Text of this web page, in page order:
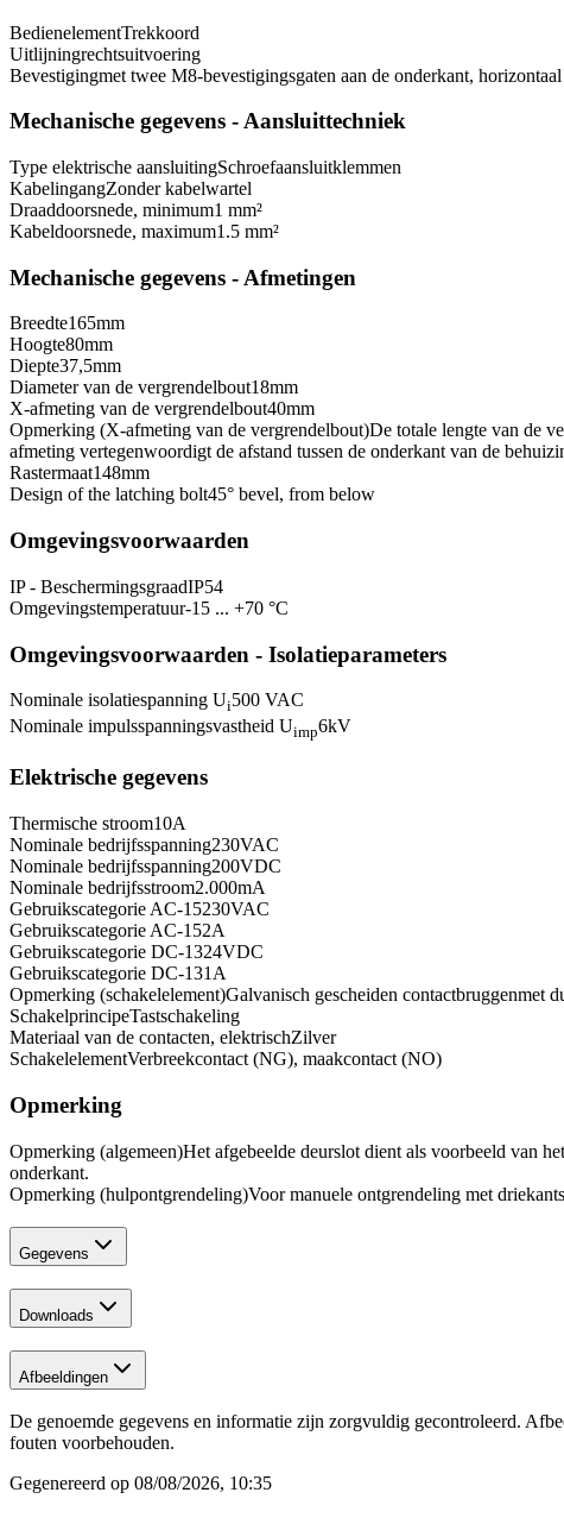
BedienelementTrekkoord
Uitlijningrechtsuitvoering
Bevestigingmet twee M8-bevestigingsgaten aan de onderkant,
Mechanische gegevens - Aansluittechniek
Type elektrische aansluitingSchroefaansluitklemmen
KabelingangZonder kabelwartel
Draaddoorsnede, minimum1 mm²
Kabeldoorsnede, maximum1.5 mm²
Mechanische gegevens - Afmetingen
Breedte165mm
Hoogte80mm
Diepte37,5mm
Diameter van de vergrendelbout18mm
X-afmeting van de vergrendelbout40mm
Opmerking (X-afmeting van de vergrendelbout)De totale lengte van de
afmeting vertegenwoordigt de afstand tussen de onderkant van de
Rastermaat148mm
Design of the latching bolt45° bevel, from below
Omgevingsvoorwaarden
IP - BeschermingsgraadIP54
Omgevingstemperatuur-15 ... +70 °C
Omgevingsvoorwaarden - Isolatieparameters
Nominale isolatiespanning Ui500 VAC
Nominale impulsspanningsvastheid Uimp6kV
Elektrische gegevens
Thermische stroom10A
Nominale bedrijfsspanning230VAC
Nominale bedrijfsspanning200VDC
Nominale bedrijfsstroom2.000mA
Gebruikscategorie AC-15230VAC
Gebruikscategorie AC-152A
Gebruikscategorie DC-1324VDC
Gebruikscategorie DC-131 A
Opmerking (schakelelement)Galvanisch gescheiden contactbruggenmet
SchakelprincipeTastschakeling
Materiaal van de contacten, elektrischZilver
SchakelelementVerbreekcontact (NG), maakcontact (NO)
Opmerking
Opmerking (algemeen)Het afgebeelde deurslot dient als voorbeeld van
onderkant.
Opmerking (hulpontgrendeling)Voor manuele ontgrendeling met
Gegevens
Downloads
Afbeeldingen
De genoemde gegevens en informatie zijn zorgvuldig gecontroleerd.
fouten voorbehouden.
Gegenereerd op 08/08/2026, 10:35